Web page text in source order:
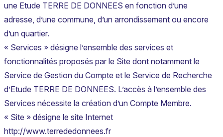
une Etude TERRE DE DONNEES en fonction d’une
adresse, d’une commune, d’un arrondissement ou encore
d’un quartier.
« Services » désigne l’ensemble des services et
fonctionnalités proposés par le Site dont notamment le
Service de Gestion du Compte et le Service de Recherche
d’Etude TERRE DE DONNEES. L’accès à l’ensemble des
Services nécessite la création d’un Compte Membre.
« Site » désigne le site Internet
http://www.terrededonnees.fr